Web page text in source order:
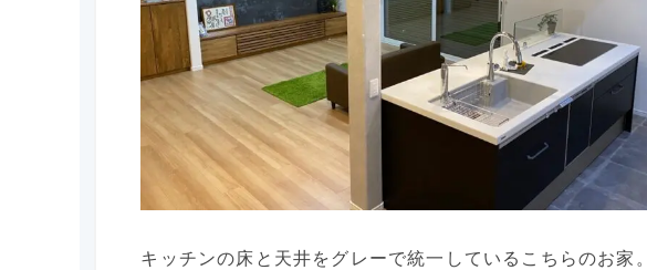
キッチンの床と天井をグレーで統一しているこちらのお家。